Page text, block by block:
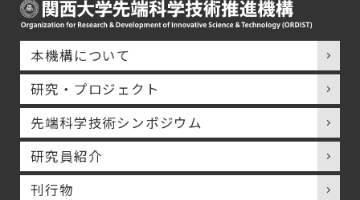
本機構について
研究・プロジェクト
先端科学技術シンポジウム
研究員紹介
刊行物